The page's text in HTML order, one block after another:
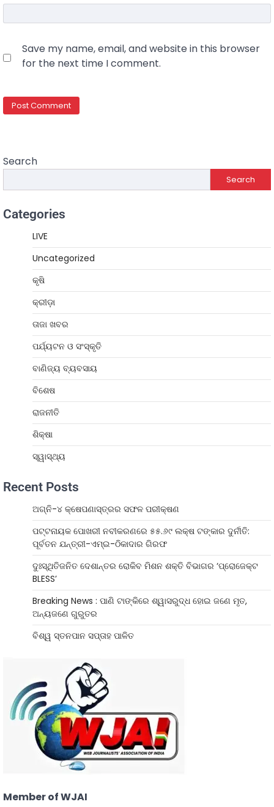
Save my name, email, and website in this browser
for the next time I comment.
Search
Search
Categories
LIVE
Uncategorized
କୃଷି
କ୍ରୀଡ଼ା
ତାଜା ଖବର
ପର୍ଯ୍ୟଟନ ଓ ସଂସ୍କୃତି
ବାଣିଜ୍ୟ ବ୍ୟବସାୟ
ବିଶେଷ
ରାଜନୀତି
ଶିକ୍ଷା
ସ୍ୱାସ୍ଥ୍ୟ
Recent Posts
ଅଗ୍ନି-୪ କ୍ଷେପଣାସ୍ତ୍ରର ସଫଳ ପରୀକ୍ଷଣ
ପଟ୍ଟନାୟକ ପୋଖରୀ ନବୀକରଣରେ ୫୫.୬୯ ଲକ୍ଷ ଟଙ୍କାର ଦୁର୍ନୀତି:
ପୂର୍ବତନ ଯନ୍ତ୍ରୀ-ଏମ୍‌ଇ-ଠିକାଦାର ଗିରଫ
ଦୁଃସ୍ଥିତିଜନିତ ଦେଶାନ୍ତର ରୋକିବ ମିଶନ ଶକ୍ତି ବିଭାଗର ‘ପ୍ରୋଜେକ୍ଟ
BLESS’
Breaking News : ପାଣି ଟାଙ୍କିରେ ଶ୍ୱାସରୁଦ୍ଧ ହୋଇ ଜଣେ ମୃତ,
ଅନ୍ୟଜଣେ ଗୁରୁତର
ବିଶ୍ୱ ସ୍ତନପାନ ସପ୍ତାହ ପାଳିତ
Member of WJAI